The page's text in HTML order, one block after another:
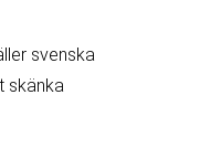
svenska
skänka